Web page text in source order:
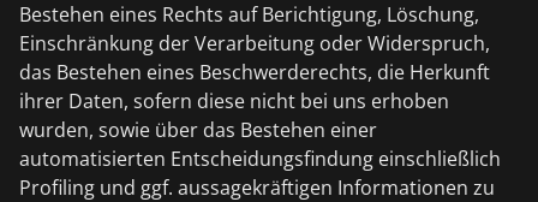
Bestehen eines Rechts auf Berichtigung, Löschung,
Einschränkung der Verarbeitung oder Widerspruch,
das Bestehen eines Beschwerderechts, die Herkunft
ihrer Daten, sofern diese nicht bei uns erhoben
wurden, sowie über das Bestehen einer
automatisierten Entscheidungsfindung einschließlich
Profiling und ggf. aussagekräftigen Informationen zu